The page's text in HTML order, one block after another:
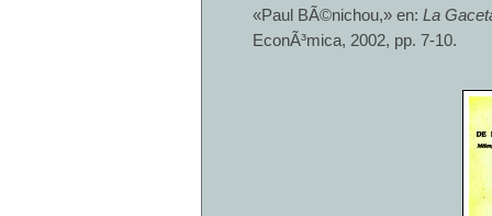
«Paul BÃ©nichou,» en: La
EconÃ³mica, 2002, pp. 7-10.